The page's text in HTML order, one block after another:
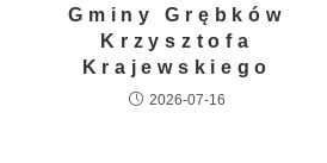
Gminy Grębków
Krzysztofa
Krajewskiego
2026-07-16